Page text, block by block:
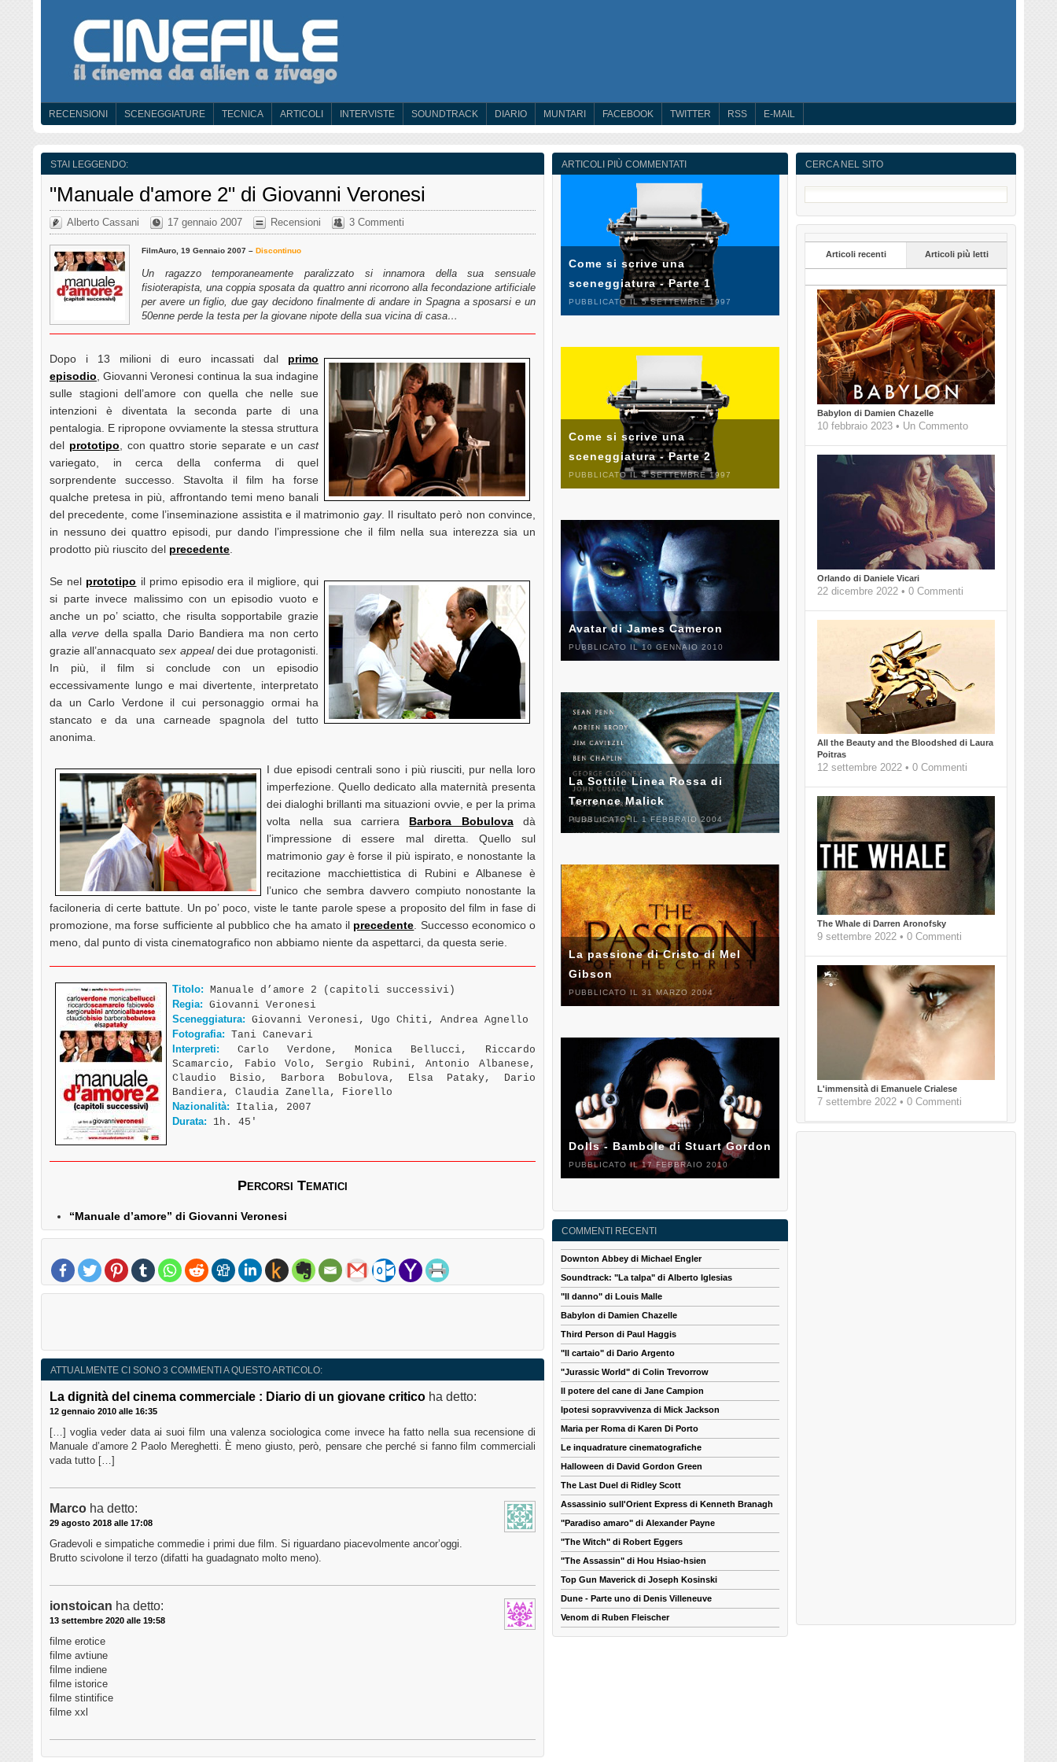
RECENSIONI SCENEGGIATURE TECNICA ARTICOLI INTERVISTE SOUNDTRACK DIARIO MUNTARI FACEBOOK TWITTER RSS E-MAIL
STAI LEGGENDO:
"Manuale d'amore 2" di Giovanni Veronesi
Alberto Cassani 17 gennaio 2007 Recensioni 3 Commenti
FilmAuro, 19 Gennaio 2007 – Discontinuo
Un ragazzo temporaneamente paralizzato si innamora della sua sensuale
fisioterapista, una coppia sposata da quattro anni ricorrono alla fecondazione artificiale
per avere un figlio, due gay decidono finalmente di andare in Spagna a sposarsi e un
50enne perde la testa per la giovane nipote della sua vicina di casa…
Dopo i 13 milioni di euro incassati dal primo
episodio , Giovanni Veronesi continua la sua indagine
sulle stagioni dell’amore con quella che nelle sue
intenzioni è diventata la seconda parte di una
pentalogia. E ripropone ovviamente la stessa struttura
del prototipo , con quattro storie separate e un cast
variegato, in cerca della conferma di quel
sorprendente successo. Stavolta il film ha forse
qualche pretesa in più, affrontando temi meno banali
del precedente, come l’inseminazione assistita e il matrimonio gay. Il risultato però non convince,
in nessuno dei quattro episodi, pur dando l’impressione che il film nella sua interezza sia un
prodotto più riuscito del precedente
Se nel prototipo il primo episodio era il migliore, qui
si parte invece malissimo con un episodio vuoto e
anche un po’ sciatto, che risulta sopportabile grazie
allaverve della spalla Dario Bandiera ma non certo
grazie all’annacquatosex appealdei due protagonisti.
In più, il film si conclude con un episodio
eccessivamente lungo e mai divertente, interpretato
da un Carlo Verdone il cui personaggio ormai ha
stancato e da una carneade spagnola del tutto
anonima.
I due episodi centrali sono i più riusciti, pur nella loro
imperfezione. Quello dedicato alla maternità presenta
dei dialoghi brillanti ma situazioni ovvie, e per la prima
volta nella sua carriera Barbora Bobulovadà
l’impressione di essere mal diretta. Quello sul
matrimonio gayè forse il più ispirato, e nonostante la
recitazione macchiettistica di Rubini e Albanese è
l’unico che sembra davvero compiuto nonostante la
faciloneria di certe battute. Un po’ poco, viste le tante parole spese a proposito del film in fase di
promozione, ma forse sufficiente al pubblico che ha amato il precedente . Successo economico o
meno, dal punto di vista cinematografico non abbiamo niente da aspettarci, da questa serie.
Titolo: Manuale d’amore 2 (capitoli successivi)
Regia: Giovanni Veronesi
Sceneggiatura: Giovanni Veronesi, Ugo Chiti, Andrea Agnello
Fotografia: Tani Canevari
Interpreti: Carlo Verdone, Monica Bellucci, Riccardo
Scamarcio, Fabio Volo, Sergio Rubini, Antonio Albanese,
Claudio Bisio, Barbora Bobulova, Elsa Pataky, Dario
Bandiera, Claudia Zanella, Fiorello
Nazionalità: Italia, 2007
Durata: 1h. 45′
Percorsi Tematici
“Manuale d’amore” di Giovanni Veronesi
ATTUALMENTE CI SONO 3 COMMENTI A QUESTO ARTICOLO:
La dignità del cinema commerciale : Diario di un giovane critico ha detto:
12 gennaio 2010 alle 16:35
[…] voglia veder data ai suoi film una valenza sociologica come invece ha fatto nella sua recensione di
Manuale d’amore 2 Paolo Mereghetti. È meno giusto, però, pensare che perché si fanno film commerciali
vada tutto […]
Marco ha detto:
29 agosto 2018 alle 17:08
Gradevoli e simpatiche commedie i primi due film. Si riguardano piacevolmente ancor’oggi.
Brutto scivolone il terzo (difatti ha guadagnato molto meno).
ionstoican ha detto:
13 settembre 2020 alle 19:58
filme erotice
filme avtiune
filme indiene
filme istorice
filme stintifice
filme xxl
CERCA NEL SITO
Articoli recenti Articoli più letti
Babylon di Damien Chazelle
10 febbraio 2023 • Un Commento
Orlando di Daniele Vicari
22 dicembre 2022 • 0 Commenti
All the Beauty and the Bloodshed di Laura
Poitras
12 settembre 2022 • 0 Commenti
The Whale di Darren Aronofsky
9 settembre 2022 • 0 Commenti
L'immensità di Emanuele Crialese
7 settembre 2022 • 0 Commenti
ARTICOLI PIÙ COMMENTATI
Come si scrive una
sceneggiatura - Parte 1
PUBBLICATO IL 5 SETTEMBRE 1997
Come si scrive una
sceneggiatura - Parte 2
PUBBLICATO IL 4 SETTEMBRE 1997
Avatar di James Cameron
PUBBLICATO IL 10 GENNAIO 2010
La Sottile Linea Rossa di
Terrence Malick
PUBBLICATO IL 1 FEBBRAIO 2004
La passione di Cristo di Mel
Gibson
PUBBLICATO IL 31 MARZO 2004
Dolls - Bambole di Stuart Gordon
PUBBLICATO IL 17 FEBBRAIO 2010
COMMENTI RECENTI
Downton Abbey di Michael Engler
Soundtrack: "La talpa" di Alberto Iglesias
"Il danno" di Louis Malle
Babylon di Damien Chazelle
Third Person di Paul Haggis
"Il cartaio" di Dario Argento
"Jurassic World" di Colin Trevorrow
Il potere del cane di Jane Campion
Ipotesi sopravvivenza di Mick Jackson
Maria per Roma di Karen Di Porto
Le inquadrature cinematografiche
Halloween di David Gordon Green
The Last Duel di Ridley Scott
Assassinio sull'Orient Express di Kenneth Branagh
"Paradiso amaro" di Alexander Payne
"The Witch" di Robert Eggers
"The Assassin" di Hou Hsiao-hsien
Top Gun Maverick di Joseph Kosinski
Dune - Parte uno di Denis Villeneuve
Venom di Ruben Fleischer